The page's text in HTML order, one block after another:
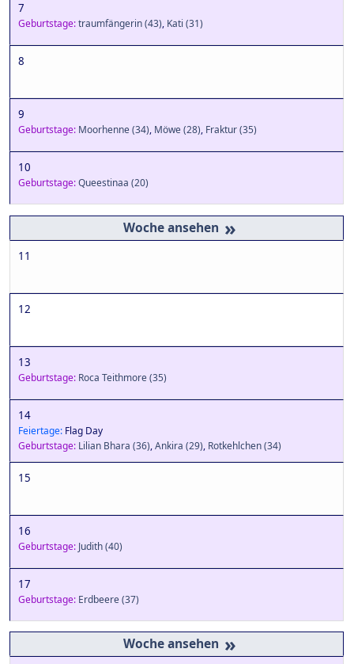
7
Geburtstage:traumfängerin(43), Kati (31)
8
9
Geburtstage: Moorhenne(34), Möwe(28), Fraktur(35)
10
Geburtstage:Queestinaa (20)
»
11
12
13
Geburtstage: Roca Teithmore(35)
14
Feiertage: Flag Day
Geburtstage: Lilian Bhara (36),Ankira (29), Rotkehlchen(34)
15
16
Geburtstage: Judith(40)
17
Geburtstage: Erdbeere(37)
»